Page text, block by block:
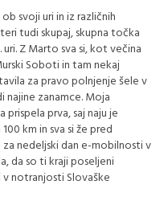
svoji uri in iz različnih
tudi skupaj, skupna točka
Z Marto sva si, kot večina
Soboti in tam nekaj
za pravo polnjenje šele v
najine zanamce. Moja
prva, saj naju je
km in sva si že pred
nedeljski dan e-mobilnosti v
da so ti kraji poseljeni
v notranjosti Slovaške